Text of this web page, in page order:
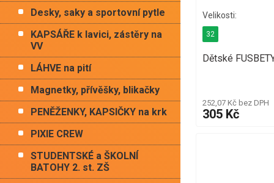
Desky, saky a sportovní pytle
KAPSÁŘE k lavici, zástěry na
VV
LÁHVE na pití
Magnetky, přívěšky, blikačky
PENĚŽENKY, KAPSIČKY na krk
PIXIE CREW
STUDENTSKÉ a ŠKOLNÍ
BATOHY 2. st. ZŠ
Dětské
252,07 Kč bez DPH
305 Kč
32